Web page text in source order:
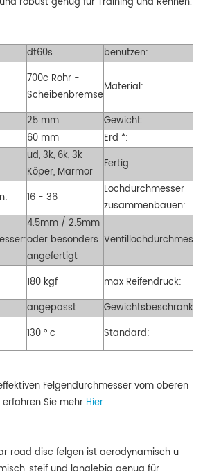
dt60s benutzen:
700c Rohr -
Scheibenbremse
Material:
25 mm
Gewicht:
60 mm
Erd *:
ud, 3k, 6k, 3k
Köper, Marmor
Fertig:
16 - 36
Lochdurchmesser
zusammenbauen:
4.5mm / 2.5mm
oder besonders
angefertigt
180 kgf
max Reifendruck:
angepasst
130 ° c Standard:
Felgendurchmesser vom oberen
erfahren Sie mehr Hier.
road disc felgen ist aerodynamisch u